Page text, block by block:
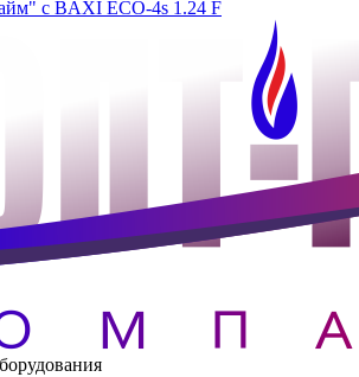
с BAXI ECO-4s 1.24 F